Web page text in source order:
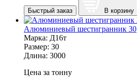
Быстрый заказ В корзину
Алюминиевый шестигранник 30
Марка: Д16т
Размер: 30
Длина: 3000
Цена за тонну